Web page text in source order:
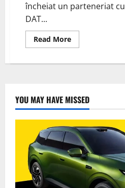
încheiat un parteneriat cu
DAT...
Read MoreRead
more
Group
LONGi
au
încheiat
un
parteneriat
pentru
furnizarea
de
panouri
solare
de
înaltă
eficiență
YOU MAY HAVE MISSED